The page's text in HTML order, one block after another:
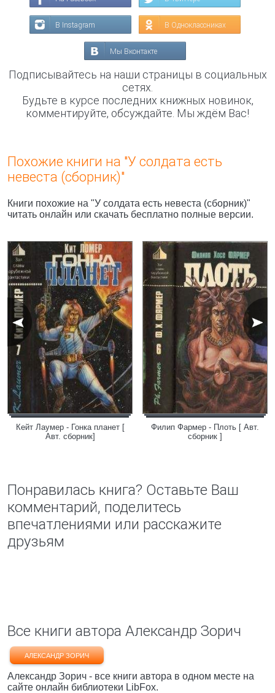
В Instagram В Одноклассниках
Мы Вконтакте
Подписывайтесь на наши страницы в социальных
сетях.
Будьте в курсе последних книжных новинок,
комментируйте, обсуждайте. Мы ждём Вас!
Похожие книги на "У солдата есть
невеста (сборник)"
Книги похожие на "У солдата есть невеста (сборник)"
читать онлайн или скачать бесплатно полные версии.
Кейт Лаумер - Гонка планет [
Авт. сборник]
Филип Фармер - Плоть [ Авт.
сборник ]
Понравилась книга? Оставьте Ваш
комментарий, поделитесь
впечатлениями или расскажите
друзьям
Все книги автора Александр Зорич
АЛЕКСАНДР ЗОРИЧ
Александр Зорич - все книги автора в одном месте на
сайте онлайн библиотеки LibFox.